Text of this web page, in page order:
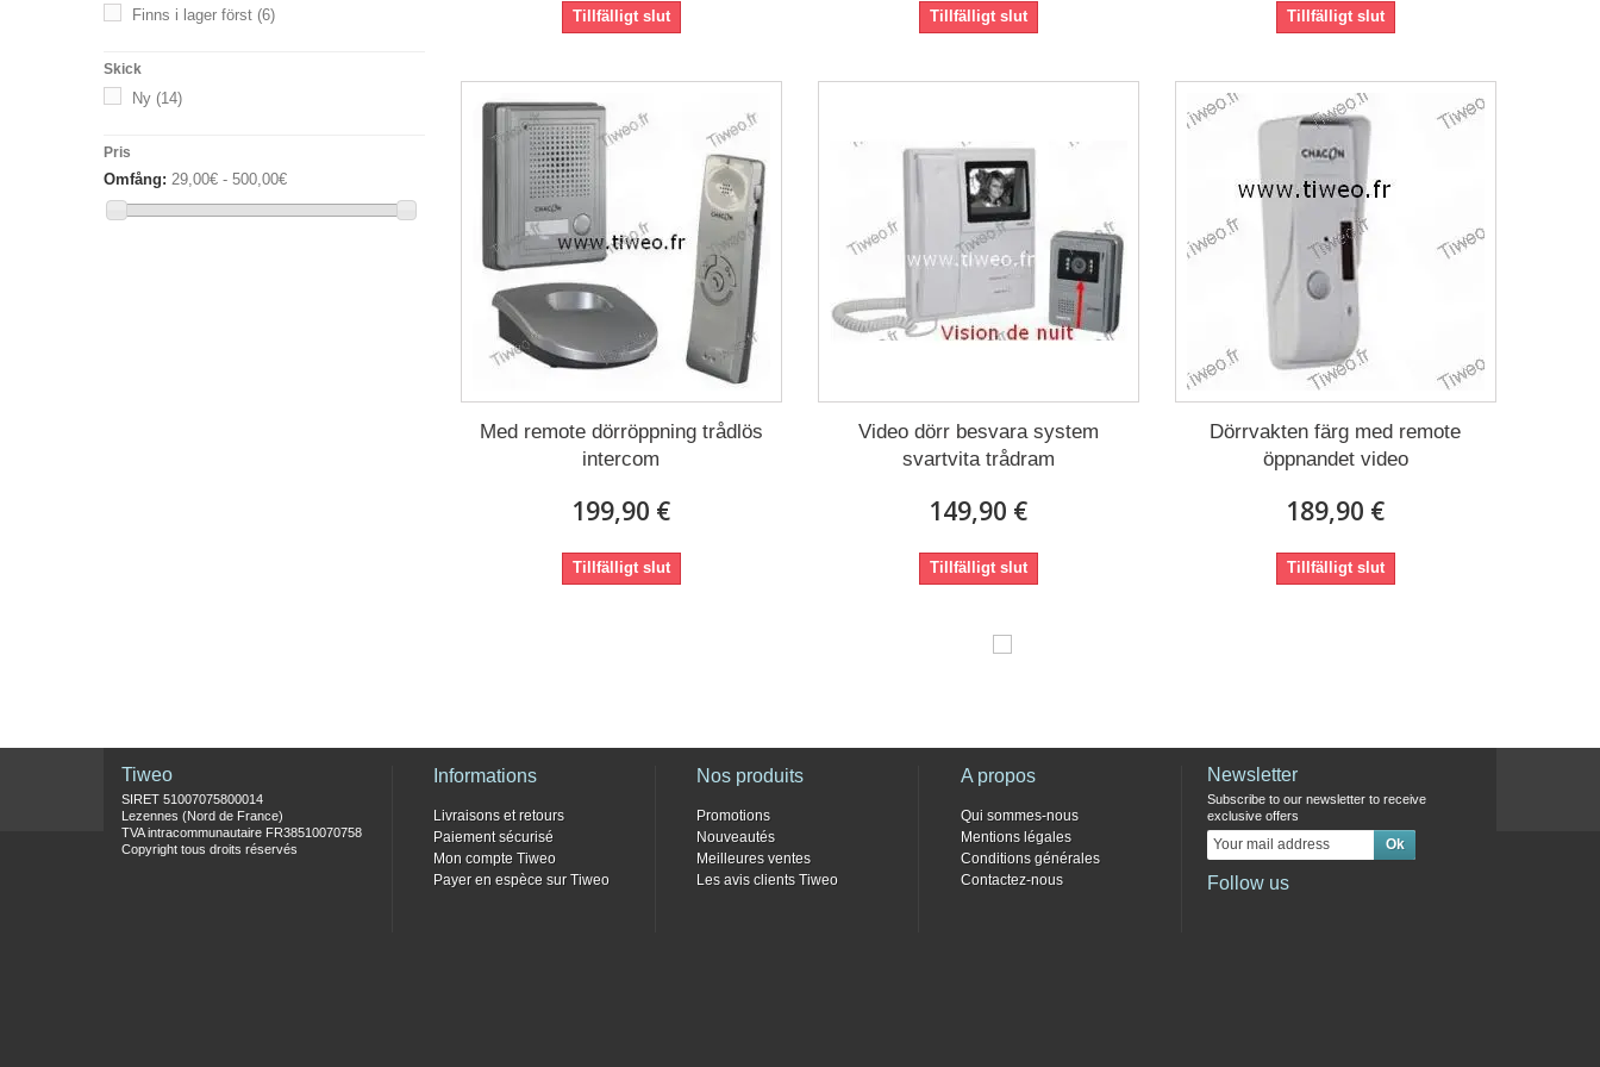
Finns i lager först (6)
Skick
Ny (14)
Pris
Omfång: 29,00€ - 500,00€
Tillfälligt slut Tillfälligt slut Tillfälligt slut
Med remote dörröppning trådlös
intercom
199,90 €
Tillfälligt slut
Video dörr besvara system
svartvita trådram
149,90 €
Tillfälligt slut
Dörrvakten färg med remote
öppnandet video
189,90 €
Tillfälligt slut
Tiweo
SIRET 51007075800014
Lezennes (Nord de France)
TVA intracommunautaire FR38510070758
Copyright tous droits réservés
Informations
Livraisons et retours
Paiement sécurisé
Mon compte Tiweo
Payer en espèce sur Tiweo
Nos produits
Promotions
Nouveautés
Meilleures ventes
Les avis clients Tiweo
A propos
Qui sommes-nous
Mentions légales
Conditions générales
Contactez-nous
Newsletter
Subscribe to our newsletter to receive
exclusive offers
Follow us